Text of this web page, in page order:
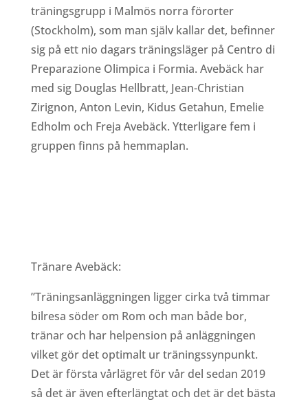
träningsgrupp i Malmös norra förorter
(Stockholm), som man själv kallar det, befinner
sig på ett nio dagars träningsläger på Centro di
Preparazione Olimpica i Formia. Avebäck har
med sig Douglas Hellbratt, Jean-Christian
Zirignon, Anton Levin, Kidus Getahun, Emelie
Edholm och Freja Avebäck. Ytterligare fem i
gruppen finns på hemmaplan.
Tränare Avebäck:
”Träningsanläggningen ligger cirka två timmar
bilresa söder om Rom och man både bor,
tränar och har helpension på anläggningen
vilket gör det optimalt ur träningssynpunkt.
Det är första vårlägret för vår del sedan 2019
så det är även efterlängtat och det är det bästa